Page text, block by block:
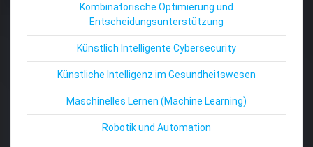
Kombinatorische Optimierung und
Entscheidungsunterstützung
Künstlich Intelligente Cybersecurity
Künstliche Intelligenz im Gesundheitswesen
Maschinelles Lernen (Machine Learning)
Robotik und Automation